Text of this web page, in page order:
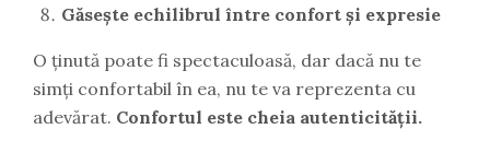
Găsește echilibrul între confort și expresie
O ținută poate fi spectaculoasă, dar dacă nu te
simți confortabil în ea, nu te va reprezenta cu
adevărat. Confortul este cheia autenticității.